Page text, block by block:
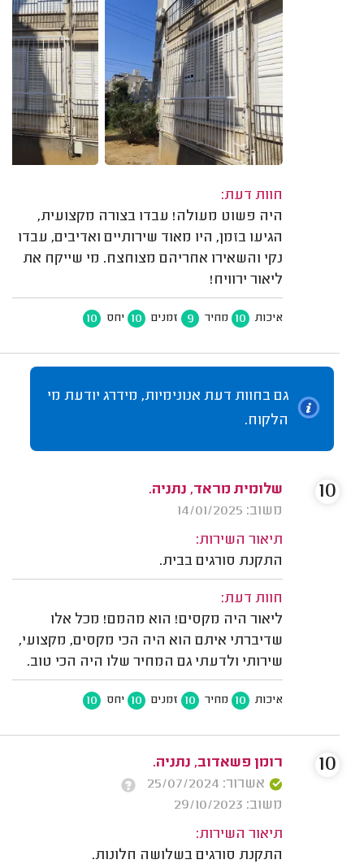
חוות דעת:
היה פשוט מעולה! עבדו בצורה מקצועית,
הגיעו בזמן, היו מאוד שירותיים ואדיבים, עבדו
נקי והשאירו אחריהם מצוחצח. מי שייקח את
ליאור ירוויח!
איכות 10 מחיר 9 זמנים 10 יחס 10
גם בחוות דעת אנונימיות, מידרג יודעת מי
הלקוח.
שלומית מראד, נתניה.
משוב: 14/01/2025
תיאור השירות:
התקנת סורגים בבית.
חוות דעת:
ליאור היה מקסים! הוא מהמם! מכל אלו
שדיברתי איתם הוא היה הכי מקסים, מקצועי,
שירותי ולדעתי גם המחיר שלו היה הכי טוב.
איכות 10 מחיר 10 זמנים 10 יחס 10
10
רומן פשאדוב, נתניה.
אשרור: 25/07/2024
משוב: 29/10/2023
תיאור השירות:
התקנת סורגים בשלושה חלונות.
10